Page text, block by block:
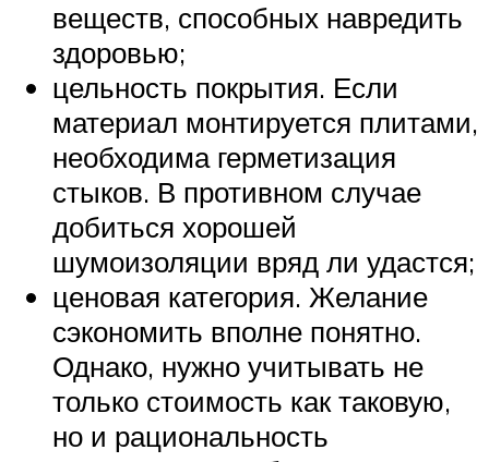
веществ, способных навредить
здоровью;
цельность покрытия. Если
материал монтируется плитами,
необходима герметизация
стыков. В противном случае
добиться хорошей
шумоизоляции вряд ли удастся;
ценовая категория. Желание
сэкономить вполне понятно.
Однако, нужно учитывать не
только стоимость как таковую,
но и рациональность